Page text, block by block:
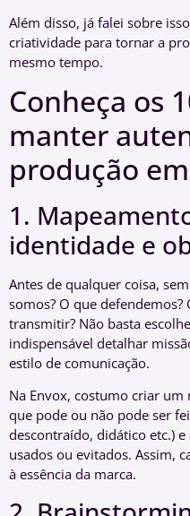
Além disso, já falei sobre
criatividade para tornar a
mesmo tempo.
Conheça os
manter
produção
1.
identidade e
Antes de qualquer coisa,
somos? O que
transmitir? Não basta
indispensável detalhar
estilo de comunicação.
Na Envox, costumo criar
que pode ou não pode ser
descontraído, didático etc.)
usados ou evitados. Assim,
à essência da marca.